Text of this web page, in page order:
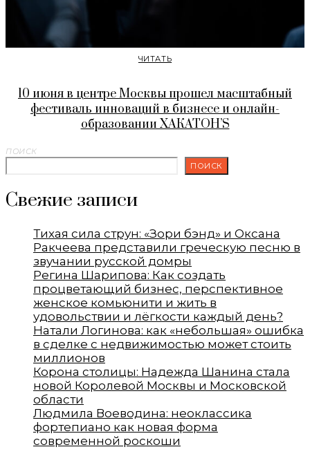
ЧИТАТЬ
10 июня в центре Москвы прошел масштабный
фестиваль инноваций в бизнесе и онлайн-
образовании ХАКАТОН’S
ПОИСК
ПОИСК
Свежие записи
Тихая сила струн: «Зори бэнд» и Оксана
Ракчеева представили греческую песню в
звучании русской домры
Регина Шарипова: Как создать
процветающий бизнес, перспективное
женское комьюнити и жить в
удовольствии и лёгкости каждый день?
Натали Логинова: как «небольшая» ошибка
в сделке с недвижимостью может стоить
миллионов
Корона столицы: Надежда Шанина стала
новой Королевой Москвы и Московской
области
Людмила Воеводина: неоклассика
фортепиано как новая форма
современной роскоши